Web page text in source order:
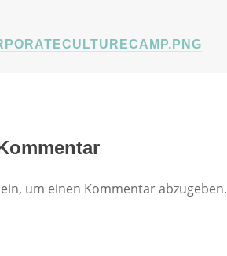
um einen Kommentar abzugeben.